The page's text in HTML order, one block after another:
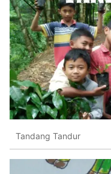
Tandang Tandur